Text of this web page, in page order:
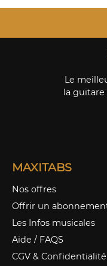
Le
la
MAXITABS
Nos offres
Offrir un
Les Infos musicales
Aide / FAQS
CGV & Confidentialité